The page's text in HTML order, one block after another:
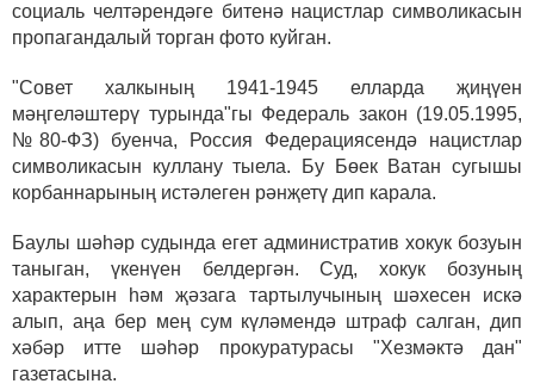
социаль челтәрендәге битенә нацистлар символикасын
пропагандалый торган фото куйган.
"Совет халкының 1941-1945 елларда җиңүен
мәңгеләштерү турында"гы Федераль закон (19.05.1995,
№80-ФЗ) буенча, Россия Федерациясендә нацистлар
символикасын куллану тыела. Бу Бөек Ватан сугышы
корбаннарының истәлеген рәнҗетү дип карала.
Баулы шәһәр судында егет административ хокук бозуын
таныган, үкенүен белдергән. Суд, хокук бозуның
характерын һәм җәзага тартылучының шәхесен искә
алып, аңа бер мең сум күләмендә штраф салган, дип
хәбәр итте шәһәр прокуратурасы "Хезмәктә дан"
газетасына.